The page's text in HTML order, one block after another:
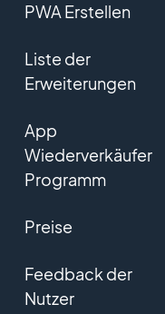
PWA Erstellen
Liste der
Erweiterungen
App
Wiederverkäufer
Programm
Preise
Feedback der
Nutzer